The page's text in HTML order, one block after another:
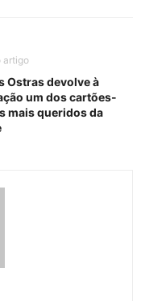
artigo
Ostras devolve à
um dos cartões-
mais queridos da